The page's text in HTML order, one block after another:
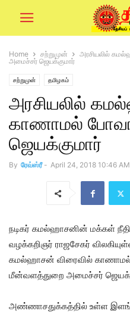
Home சற்றுமுன்
அரசியலில்
அமைச்சர் ஜெயக்குமார்
சற்றுமுன் தமிழகம்
அரசியலில்
காணாமல்
ஜெயக்குமார்
By ரேவ்ஸ்ரீ - April 24, 2018 10:46 AM
நடிகர் கமல்ஹாசனின் மக்கள்
வழக்கறிஞர் ராஜசேகர்
கமல்ஹாசன் விரைவில்
மீன்வளத்துறை அமைச்சர்
அண்ணாசதுக்கத்தில் உள்ள